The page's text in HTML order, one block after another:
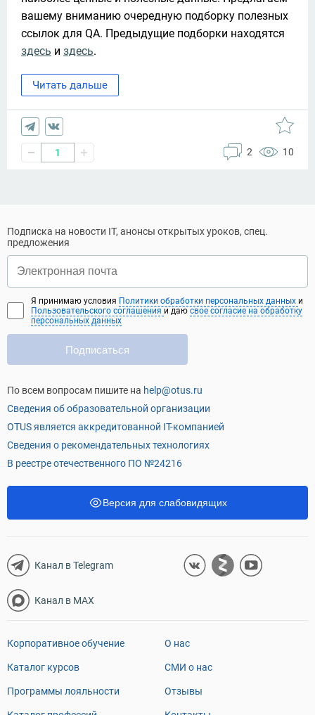
вашему вниманию очередную подборку полезных
здесь и здесь.
Читать дальше
1 2 10
Подписка на новости IT, анонсы открытых уроков, спец.
предложения
Подписаться
Я принимаю условия Политики обработки персональных данных и
Пользовательского соглашения и даю свое согласие на обработку
персональных данных
По всем вопросам пишите на help@otus.ru
Сведения об образовательной организации
OTUS является аккредитованной IT-компанией
Сведения о рекомендательных технологиях
В реестре отечественного ПО №24216
Версия для слабовидящих
Канал в Telegram
Канал в MAX
Корпоративное обучение
Каталог курсов
Программы лояльности
О нас
СМИ о нас
Отзывы